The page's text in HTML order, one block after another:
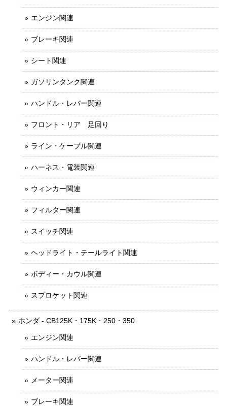
エンジン関連
ブレーキ関連
シート関連
ガソリンタンク関連
ハンドル・レバー関連
フロント・リア 足回り
ライン・ケーブル関連
ハーネス・電装関連
ウィンカー関連
フィルター関連
スイッチ関連
ヘッドライト・テールライト関連
ボディー・カウル関連
スプロケット関連
ホンダ - CB125K・175K・250・350
エンジン関連
ハンドル・レバー関連
メーター関連
ブレーキ関連